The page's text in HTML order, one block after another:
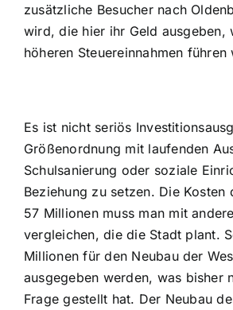
zusätzliche Besucher nach
wird, die hier ihr Geld ausgeben,
höheren Steuereinnahmen führen
Es ist nicht seriös
Größenordnung mit laufenden
Schulsanierung oder soziale
Beziehung zu setzen. Die Kosten
57 Millionen muss man mit
vergleichen, die die Stadt plant.
Millionen für den Neubau der
ausgegeben werden, was bisher
Frage gestellt hat. Der Neubau